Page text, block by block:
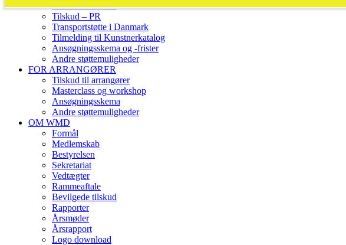
Tilskud – Udland
Tilskud – PR
Transportstøtte i Danmark
Tilmelding til Kunstnerkatalog
Ansøgningsskema og -frister
Andre støttemuligheder
FOR ARRANGØRER
Tilskud til arrangører
Masterclass og workshop
Ansøgningsskema
Andre støttemuligheder
OM WMD
Formål
Medlemskab
Bestyrelsen
Sekretariat
Vedtægter
Rammeaftale
Bevilgede tilskud
Rapporter
Årsmøder
Årsrapport
Logo download